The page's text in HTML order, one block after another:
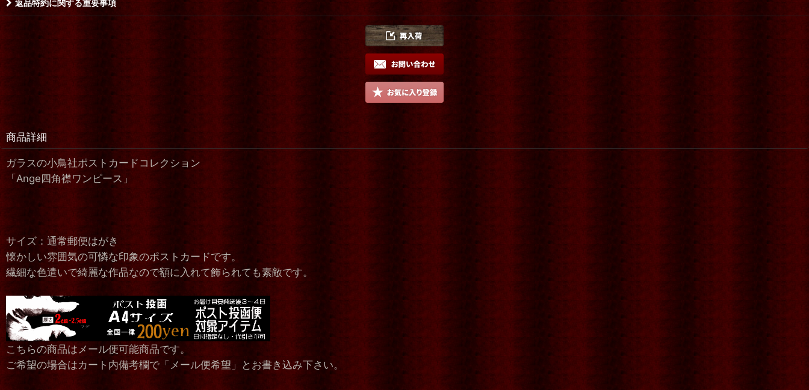
返品特約に関する重要事項
商品詳細
ガラスの小鳥社ポストカードコレクション
「Ange四角襟ワンピース」
サイズ：通常郵便はがき
懐かしい雰囲気の可憐な印象のポストカードです。
繊細な色遣いで綺麗な作品なので額に入れて飾られても素敵です。
こちらの商品はメール便可能商品です。
ご希望の場合はカート内備考欄で「メール便希望」とお書き込み下さい。